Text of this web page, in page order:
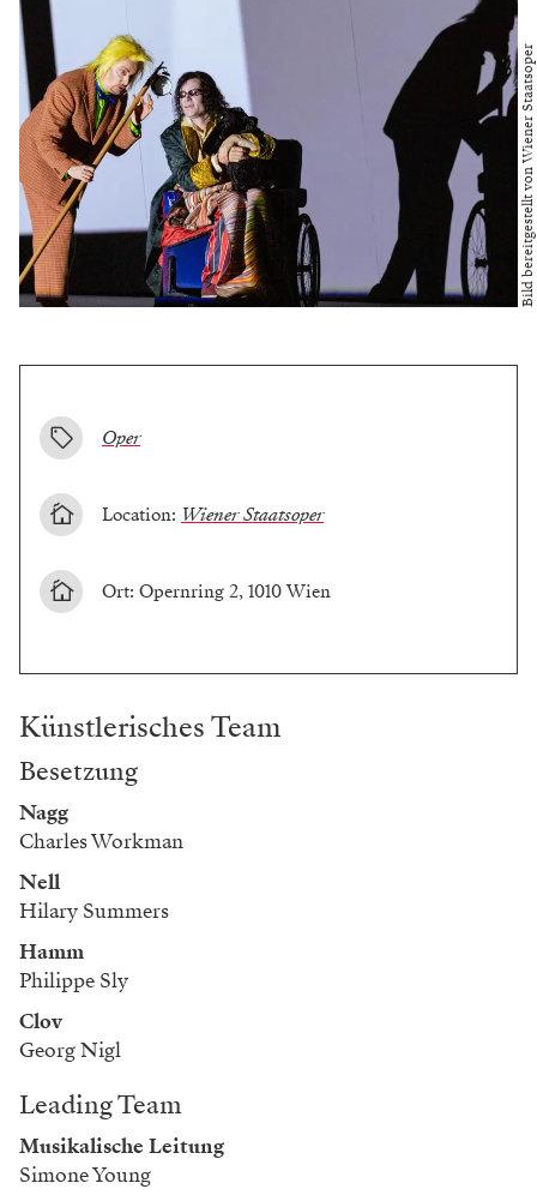
Bild bereitgestellt von Wiener Staatsoper
Oper
Location: Wiener Staatsoper
Ort: Opernring 2, 1010 Wien
Künstlerisches Team
Besetzung
Nagg
Charles Workman
Nell
Hilary Summers
Hamm
Philippe Sly
Clov
Georg Nigl
Leading Team
Musikalische Leitung
Simone Young